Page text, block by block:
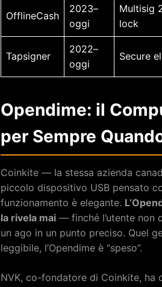
OfflineCash
2023–
oggi
Multisig
lock
Tapsigner
2022–
oggi
Secure
Opendime: il
per Sempre
Coinkite — la stessa azienda
piccolo dispositivo USB pensato
funzionamento è elegante.
la rivela mai — finché l’utente non
un ago in un punto preciso. Quel
leggibile, l’Opendime è “speso”.
NVK, co-fondatore di Coinkite, ha